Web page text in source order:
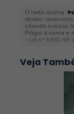
O texto acima "
direito
citando nossos
Plágio é crime e
– Lei n° 9.610-
Veja